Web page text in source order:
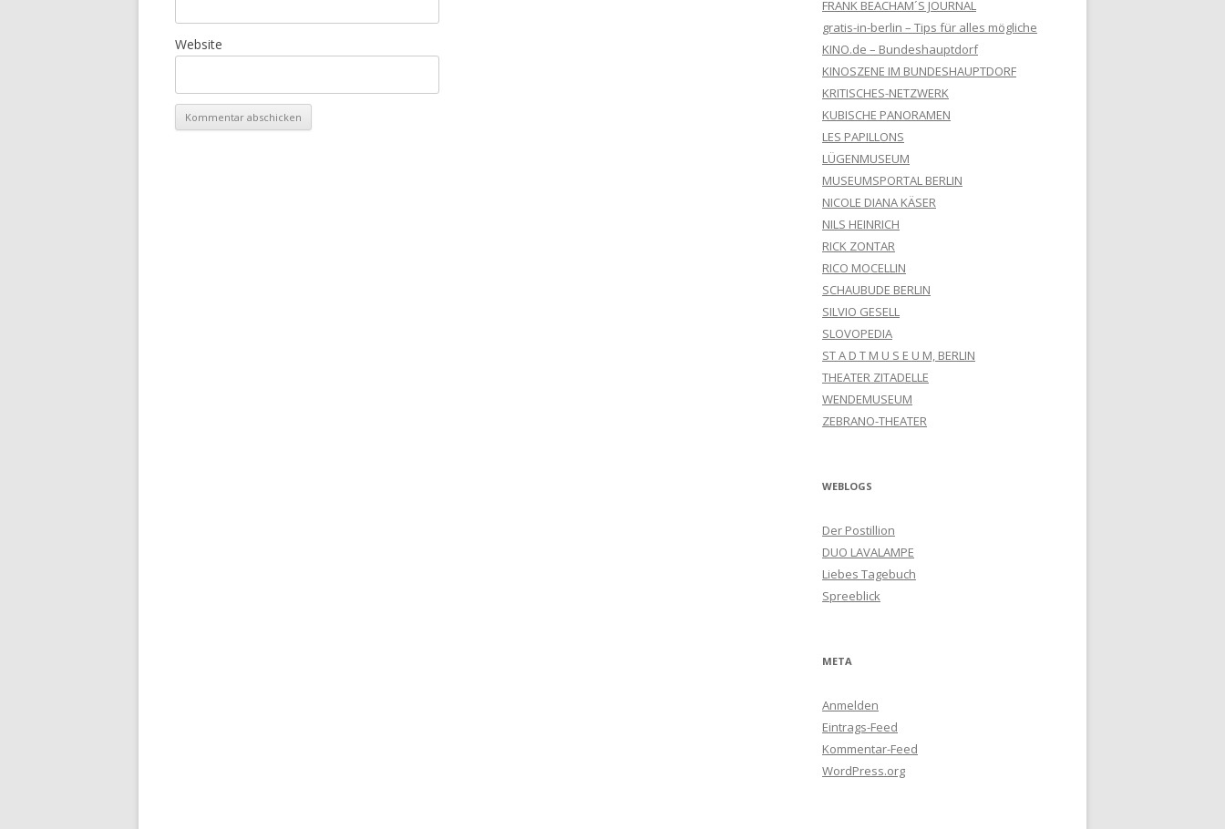
Website
FRANK BEACHAM´S JOURNAL
gratis-in-berlin – Tips für alles mögliche
KINO.de – Bundeshauptdorf
KINOSZENE IM BUNDESHAUPTDORF
KRITISCHES-NETZWERK
KUBISCHE PANORAMEN
LES PAPILLONS
LÜGENMUSEUM
MUSEUMSPORTAL BERLIN
NICOLE DIANA KÄSER
NILS HEINRICH
RICK ZONTAR
RICO MOCELLIN
SCHAUBUDE BERLIN
SILVIO GESELL
SLOVOPEDIA
ST A D T M U S E U M, BERLIN
THEATER ZITADELLE
WENDEMUSEUM
ZEBRANO-THEATER
WEBLOGS
Der Postillion
DUO LAVALAMPE
Liebes Tagebuch
Spreeblick
META
Anmelden
Eintrags-Feed
Kommentar-Feed
WordPress.org